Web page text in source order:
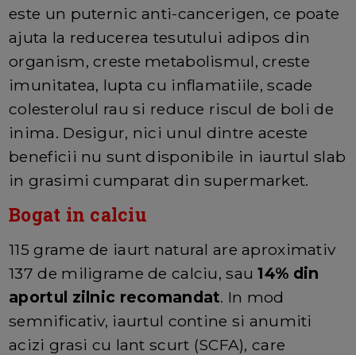
este un puternic anti-cancerigen, ce poate
ajuta la reducerea tesutului adipos din
organism, creste metabolismul, creste
imunitatea, lupta cu inflamatiile, scade
colesterolul rau si reduce riscul de boli de
inima. Desigur, nici unul dintre aceste
beneficii nu sunt disponibile in iaurtul slab
in grasimi cumparat din supermarket.
Bogat in calciu
115 grame de iaurt natural are aproximativ
137 de miligrame de calciu, sau14% din
aportul zilnic recomandat. In mod
semnificativ, iaurtul contine si anumiti
acizi grasi cu lant scurt (SCFA), care